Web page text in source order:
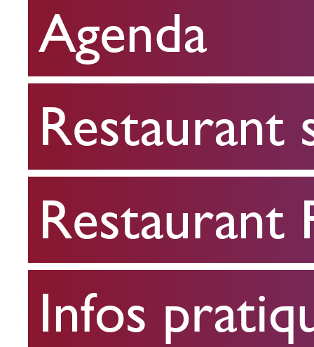
Restaurant
scolaire
Restaurant
FPA
Infos
pratiques
Agenda
Restaurant
Restaurant
Infos